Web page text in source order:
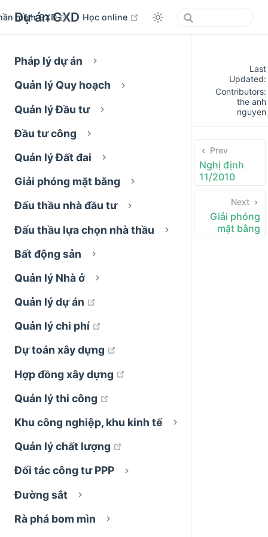
Dự án GXD
mềm GXD open in new window
Học online open in new window
Pháp lý dự án
Quản lý Quy hoạch
Quản lý Đầu tư
Đầu tư công
Quản lý Đất đai
Giải phóng mặt bằng
Đấu thầu nhà đầu tư
Đấu thầu lựa chọn nhà thầu
Bất động sản
Quản lý Nhà ở
Quản lý dự án
Quản lý chi phí
Dự toán xây dựng
Hợp đồng xây dựng
Quản lý thi công
Khu công nghiệp, khu kinh tế
Quản lý chất lượng
Đối tác công tư PPP
Đường sắt
Rà phá bom mìn
Last
Updated:
Contributors:
the anh
nguyen
Prev
Nghị định
11/2010
Next
Giải phóng
mặt bằng